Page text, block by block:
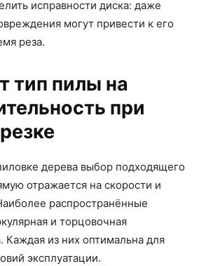
исправности диска: даже
могут привести к его
реза.
тип пилы на
при
дерева выбор подходящего
отражается на скорости и
распространённые
и торцовочная
Каждая из них оптимальна для
эксплуатации.